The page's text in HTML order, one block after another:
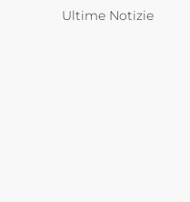
Ultime Notizie